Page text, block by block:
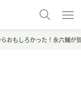
もしろかった！永六輔が